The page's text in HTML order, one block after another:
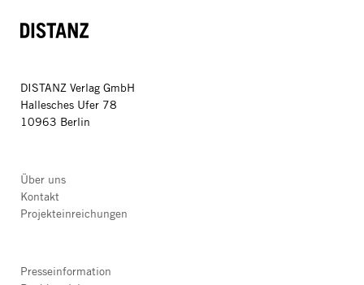
DISTANZ
DISTANZ Verlag GmbH
Hallesches Ufer 78
10963 Berlin
Über uns
Kontakt
Projekteinreichungen
Presseinformation